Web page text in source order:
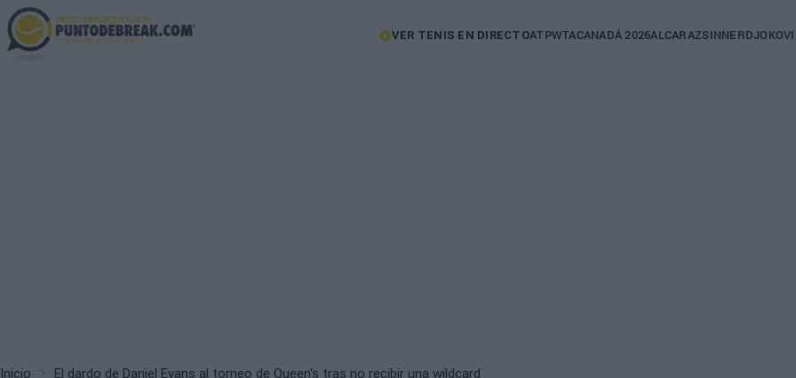
Skip
to
main
Main
VER TENIS EN DIRECTOATPWTACANADÁ 2026ALCARAZSINNER
Inicio El dardo de Daniel Evans al torneo de Queen's tras no recibir una wildcard